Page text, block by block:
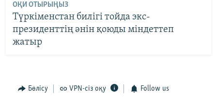
ОҚИ ОТЫРЫҢЫЗ
Түркіменстан билігі тойда экс-
президенттің әнін қоюды міндеттеп
жатыр
Бөлісу VPN-сіз оқу Follow us